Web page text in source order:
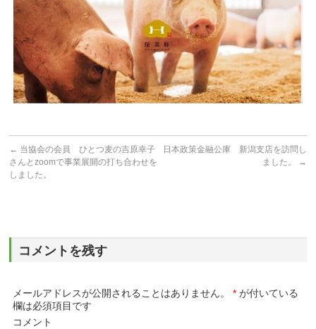
← 当協会の会員 ひとつ麦の吉原幸子
さんとzoomで事業展開の打ち合わせを
しました。
日本政策金融公庫 新潟支店を訪問し
ました。
→
コメントを残す
メールアドレスが公開されることはありません。 * が付いている
欄は必須項目です
コメント